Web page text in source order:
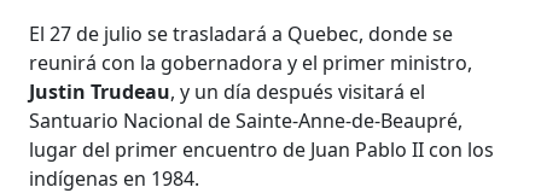
El 27 de julio se trasladará a Quebec, donde se
reunirá con la gobernadora y el primer ministro,
Justin Trudeau, y un día después visitará el
Santuario Nacional de Sainte-Anne-de-Beaupré,
lugar del primer encuentro de Juan Pablo II con los
indígenas en 1984.